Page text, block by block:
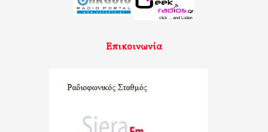
Επικοινωνία